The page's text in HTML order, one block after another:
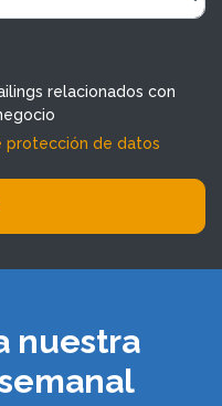
relacionados con
protección de datos
nuestra